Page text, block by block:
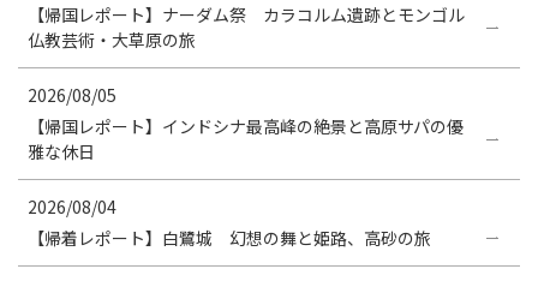
【帰国レポート】ナーダム祭 カラコルム遺跡とモンゴル
仏教芸術・大草原の旅
2026/08/05
【帰国レポート】インドシナ最高峰の絶景と高原サパの優
雅な休日
2026/08/04
【帰着レポート】白鷺城 幻想の舞と姫路、高砂の旅